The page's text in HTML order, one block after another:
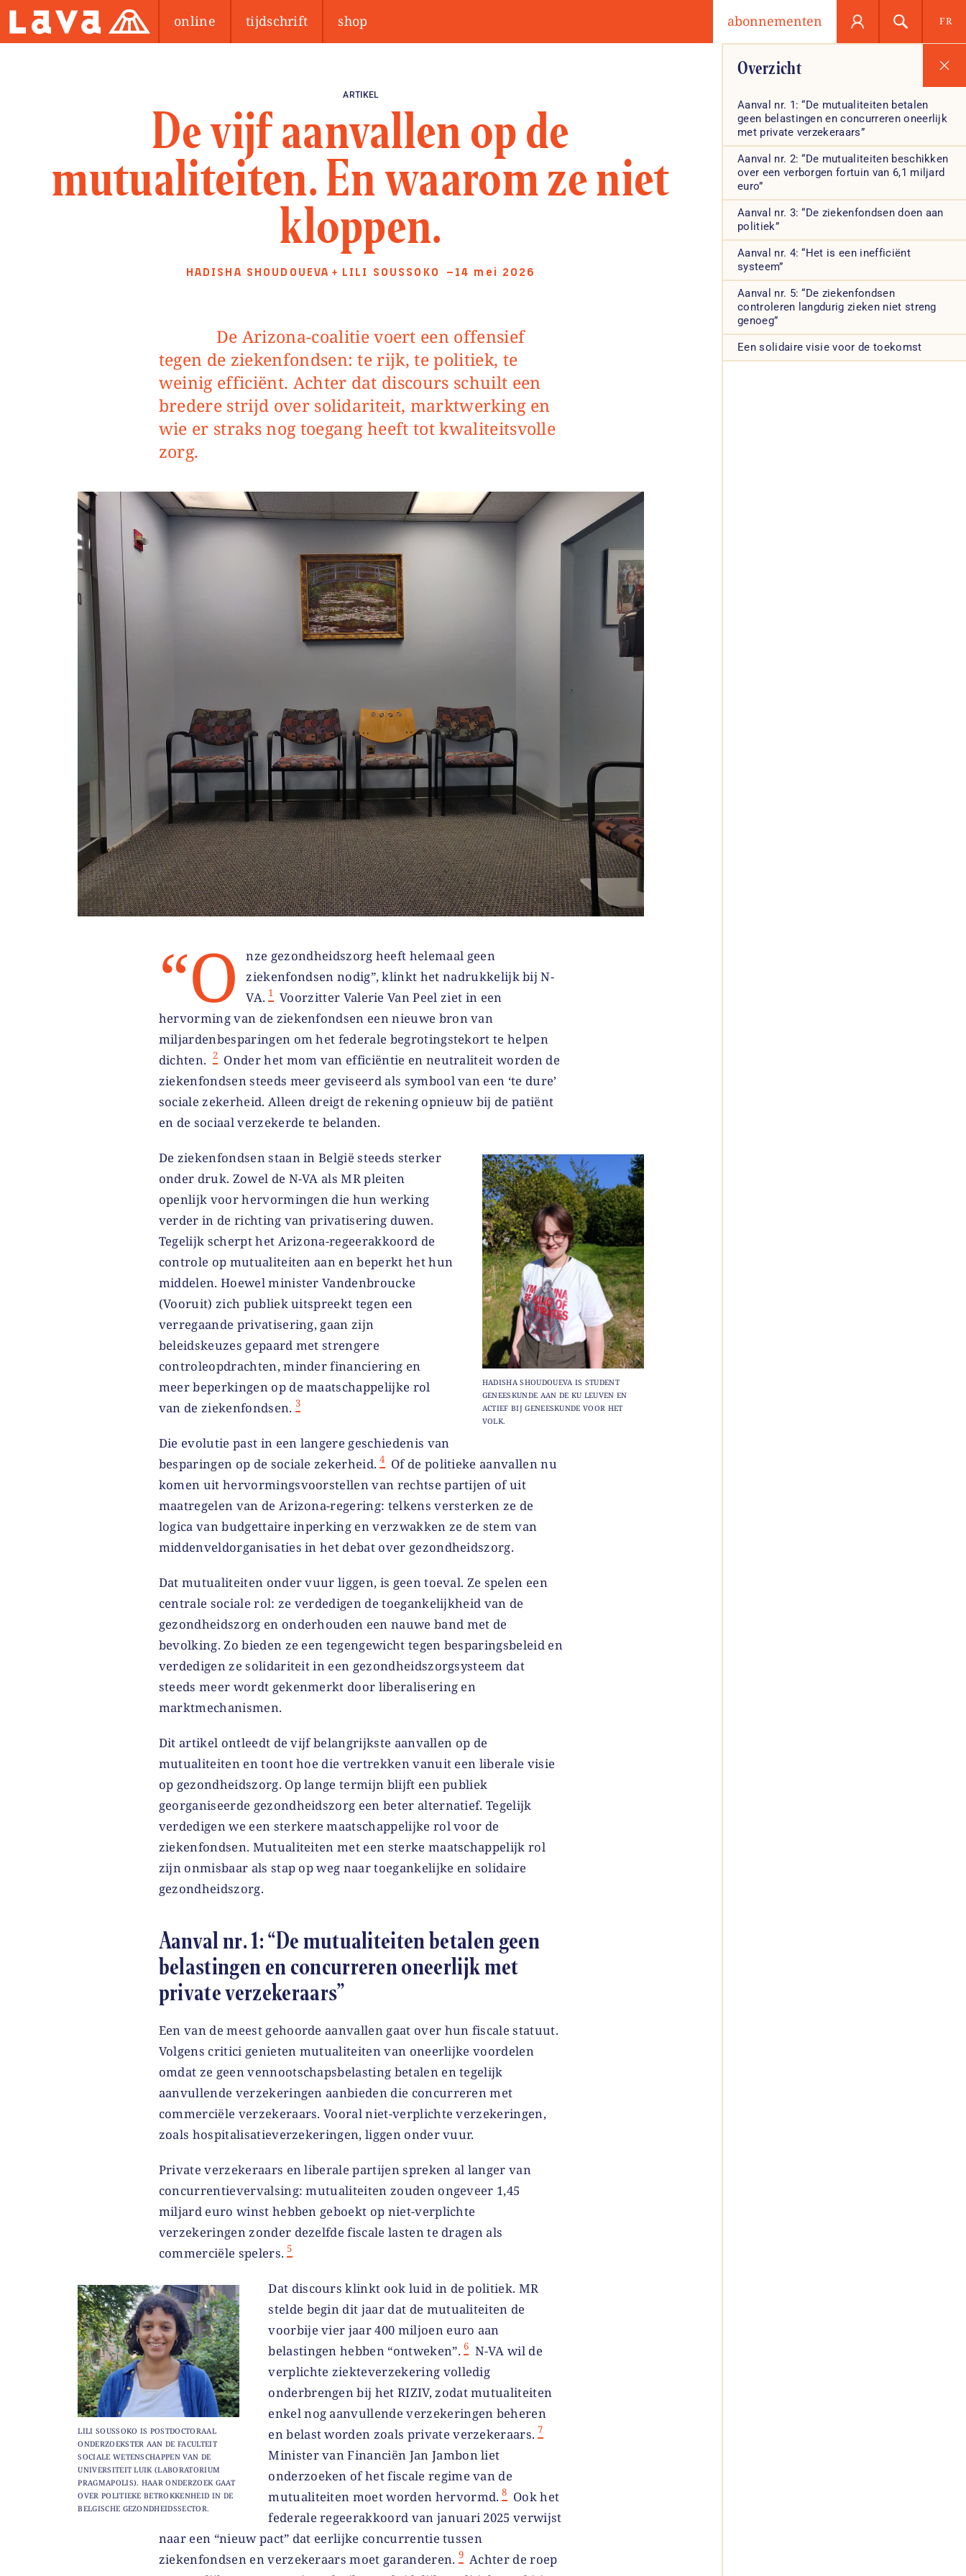
FR
online tijdschrift shop abonnementen
ARTIKEL
De vijf aanvallen op de
mutualiteiten. En waarom ze niet
kloppen.
HADISHA SHOUDOUEVA + LILI SOUSSOKO —14 mei 2026
De Arizona-coalitie voert een offensief
tegen de ziekenfondsen: te rijk, te politiek, te
weinig efficiënt. Achter dat discours schuilt een
bredere strijd over solidariteit, marktwerking en
wie er straks nog toegang heeft tot kwaliteitsvolle
zorg.
“O
nze gezondheidszorg heeft helemaal geen
ziekenfondsen nodig”, klinkt het nadrukkelijk bij N-
VA. 1
Voorzitter Valerie Van Peel ziet in een
hervorming van de ziekenfondsen een nieuwe bron van
miljardenbesparingen om het federale begrotingstekort te helpen
dichten.
2 Onder het mom van efficiëntie en neutraliteit worden de
ziekenfondsen steeds meer geviseerd als symbool van een ‘te dure’
sociale zekerheid. Alleen dreigt de rekening opnieuw bij de patiënt
en de sociaal verzekerde te belanden.
HADISHA SHOUDOUEVA IS STUDENT
GENEESKUNDE AAN DE KU LEUVEN EN
ACTIEF BIJ GENEESKUNDE VOOR HET
VOLK.
De ziekenfondsen staan in België steeds sterker
onder druk. Zowel de N-VA als MR pleiten
openlijk voor hervormingen die hun werking
verder in de richting van privatisering duwen.
Tegelijk scherpt het Arizona-regeerakkoord de
controle op mutualiteiten aan en beperkt het hun
middelen. Hoewel minister Vandenbroucke
(Vooruit) zich publiek uitspreekt tegen een
verregaande privatisering, gaan zijn
beleidskeuzes gepaard met strengere
controleopdrachten, minder financiering en
meer beperkingen op de maatschappelijke rol
van de ziekenfondsen. 3
Die evolutie past in een langere geschiedenis van
besparingen op de sociale zekerheid. 4 Of de politieke aanvallen nu
komen uit hervormingsvoorstellen van rechtse partijen of uit
maatregelen van de Arizona-regering: telkens versterken ze de
logica van budgettaire inperking en verzwakken ze de stem van
middenveldorganisaties in het debat over gezondheidszorg.
Dat mutualiteiten onder vuur liggen, is geen toeval. Ze spelen een
centrale sociale rol: ze verdedigen de toegankelijkheid van de
gezondheidszorg en onderhouden een nauwe band met de
bevolking. Zo bieden ze een tegengewicht tegen besparingsbeleid en
verdedigen ze solidariteit in een gezondheidszorgsysteem dat
steeds meer wordt gekenmerkt door liberalisering en
marktmechanismen.
Dit artikel ontleedt de vijf belangrijkste aanvallen op de
mutualiteiten en toont hoe die vertrekken vanuit een liberale visie
op gezondheidszorg. Op lange termijn blijft een publiek
georganiseerde gezondheidszorg een beter alternatief. Tegelijk
verdedigen we een sterkere maatschappelijke rol voor de
ziekenfondsen. Mutualiteiten met een sterke maatschappelijk rol
zijn onmisbaar als stap op weg naar toegankelijke en solidaire
gezondheidszorg.
Aanval nr. 1: “De mutualiteiten betalen geen
belastingen en concurreren oneerlijk met
private verzekeraars”
Een van de meest gehoorde aanvallen gaat over hun fiscale statuut.
Volgens critici genieten mutualiteiten van oneerlijke voordelen
omdat ze geen vennootschapsbelasting betalen en tegelijk
aanvullende verzekeringen aanbieden die concurreren met
commerciële verzekeraars. Vooral niet-verplichte verzekeringen,
zoals hospitalisatieverzekeringen, liggen onder vuur.
Private verzekeraars en liberale partijen spreken al langer van
concurrentievervalsing: mutualiteiten zouden ongeveer 1,45
miljard euro winst hebben geboekt op niet-verplichte
verzekeringen zonder dezelfde fiscale lasten te dragen als
commerciële spelers. 5
LILI SOUSSOKO IS POSTDOCTORAAL
ONDERZOEKSTER AAN DE FACULTEIT
SOCIALE WETENSCHAPPEN VAN DE
UNIVERSITEIT LUIK (LABORATORIUM
PRAGMAPOLIS). HAAR ONDERZOEK GAAT
OVER POLITIEKE BETROKKENHEID IN DE
BELGISCHE GEZONDHEIDSSECTOR.
Dat discours klinkt ook luid in de politiek. MR
stelde begin dit jaar dat de mutualiteiten de
voorbije vier jaar 400 miljoen euro aan
belastingen hebben “ontweken”. 6 N-VA wil de
verplichte ziekteverzekering volledig
onderbrengen bij het RIZIV, zodat mutualiteiten
enkel nog aanvullende verzekeringen beheren
en belast worden zoals private verzekeraars. 7
Minister van Financiën Jan Jambon liet
onderzoeken of het fiscale regime van de
mutualiteiten moet worden hervormd. 8 Ook het
federale regeerakkoord van januari 2025 verwijst
naar een “nieuw pact” dat eerlijke concurrentie tussen
ziekenfondsen en verzekeraars moet garanderen. 9 Achter de roep
Overzicht
Aanval nr. 1: “De mutualiteiten betalen
geen belastingen en concurreren oneerlijk
met private verzekeraars”
Aanval nr. 2: “De mutualiteiten beschikken
over een verborgen fortuin van 6,1 miljard
euro”
Aanval nr. 3: “De ziekenfondsen doen aan
politiek”
Aanval nr. 4: “Het is een inefficiënt
systeem”
Aanval nr. 5: “De ziekenfondsen
controleren langdurig zieken niet streng
genoeg”
Een solidaire visie voor de toekomst